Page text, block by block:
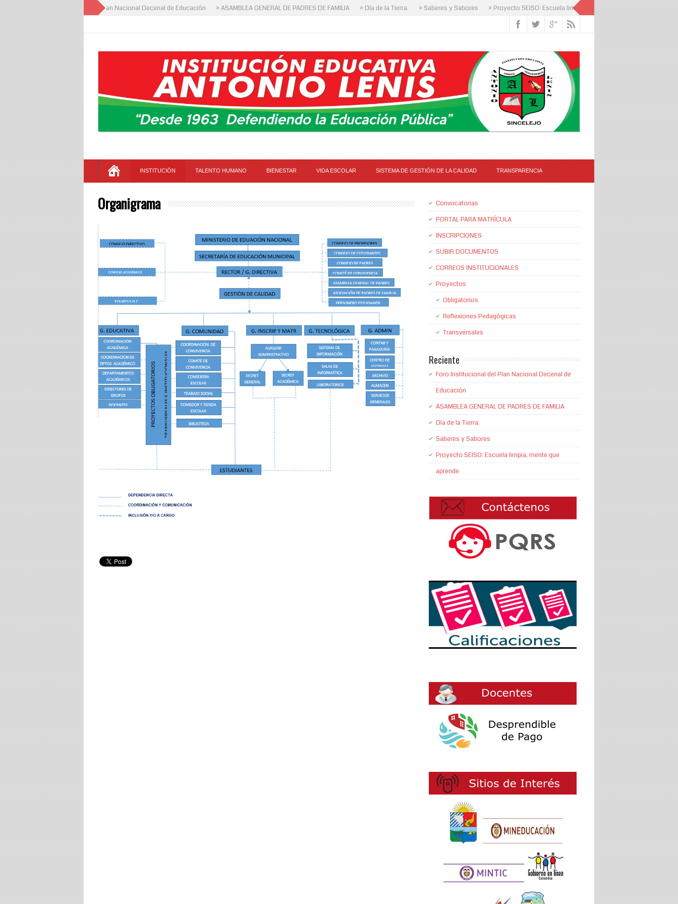
» Foro Institucional del Plan Nacional Decenal de Educación » ASAMBLEA GENERAL DE PADRES DE FAMILIA » Día de la Tierra. » Saberes y Sabores » Proyecto SEISO: Escuela limpia, mente que aprende
INSTITUCIÓN TALENTO HUMANO BIENESTAR VIDA ESCOLAR SISTEMA DE GESTIÓN DE LA CALIDAD TRANSPARENCIA
Organigrama
Convocatorias
PORTAL PARA MATRÍCULA
INSCRIPCIONES
SUBIR DOCUMENTOS
CORREOS INSTITUCIONALES
Proyectos
Obligatorios
Reflexiones Pedagógicas
Transversales
Reciente
Foro Institucional del Plan Nacional Decenal de
Educación
ASAMBLEA GENERAL DE PADRES DE FAMILIA
Día de la Tierra.
Saberes y Sabores
Proyecto SEISO: Escuela limpia, mente que
aprende